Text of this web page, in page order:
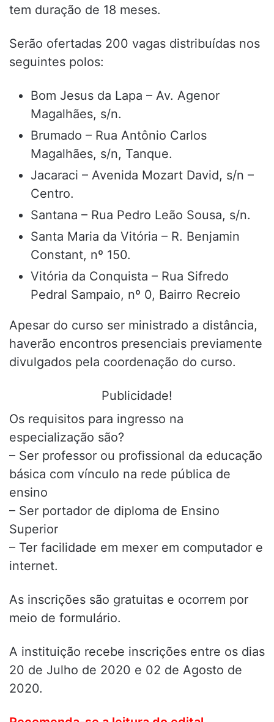
tem duração de 18 meses.
Serão ofertadas 200 vagas distribuídas nos
seguintes polos:
Bom Jesus da Lapa – Av. Agenor
Magalhães, s/n.
Brumado – Rua Antônio Carlos
Magalhães, s/n, Tanque.
Jacaraci – Avenida Mozart David, s/n –
Centro.
Santana – Rua Pedro Leão Sousa, s/n.
Santa Maria da Vitória – R. Benjamin
Constant, nº 150.
Vitória da Conquista – Rua Sifredo
Pedral Sampaio, nº 0, Bairro Recreio
Apesar do curso ser ministrado a distância,
haverão encontros presenciais previamente
divulgados pela coordenação do curso.
Publicidade!
Os requisitos para ingresso na
especialização são?
– Ser professor ou profissional da educação
básica com vínculo na rede pública de
ensino
– Ser portador de diploma de Ensino
Superior
– Ter facilidade em mexer em computador e
internet.
As inscrições são gratuitas e ocorrem por
meio de formulário.
A instituição recebe inscrições entre os dias
20 de Julho de 2020 e 02 de Agosto de
2020.